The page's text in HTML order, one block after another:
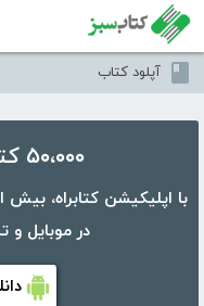
آپلود کتاب
۵۰،۰۰۰ کتاب در موبایل شما
در موبایل و